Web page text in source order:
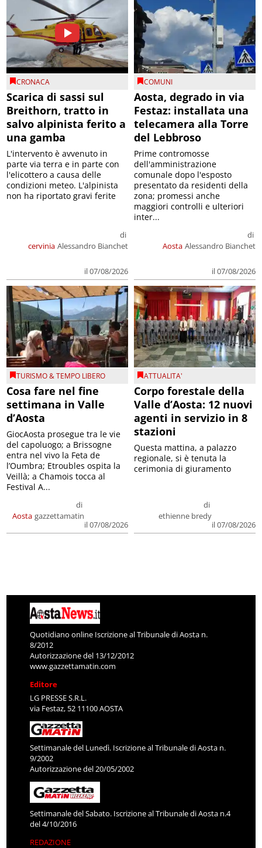
CRONACA
Scarica di sassi sul
Breithorn, tratto in
salvo alpinista ferito a
una gamba
cervinia
di
Alessandro Bianchet
il 07/08/2026
L'intervento è avvenuto in
parte via terra e in parte con
l'elicottero a causa delle
condizioni meteo. L'alpinista
non ha riportato gravi ferite
COMUNI
Aosta, degrado in via
Festaz: installata una
telecamera alla Torre
del Lebbroso
Aosta
di
Alessandro Bianchet
il 07/08/2026
Prime contromosse
dell'amministrazione
comunale dopo l'esposto
presentato da residenti della
zona; promessi anche
maggiori controlli e ulteriori
inter...
TURISMO & TEMPO LIBERO
Cosa fare nel fine
settimana in Valle
d’Aosta
Aosta
di
gazzettamatin
il 07/08/2026
GiocAosta prosegue tra le vie
del capoluogo; a Brissogne
entra nel vivo la Feta de
l’Oumbra; Etroubles ospita la
Veillà; a Chamois tocca al
Festival A...
ATTUALITA'
Corpo forestale della
Valle d’Aosta: 12 nuovi
agenti in servizio in 8
stazioni
di
ethienne bredy
il 07/08/2026
Questa mattina, a palazzo
regionale, si è tenuta la
cerimonia di giuramento
Quotidiano online Iscrizione al Tribunale di Aosta n.
8/2012
Autorizzazione del 13/12/2012
www.gazzettamatin.com
Editore
LG PRESSE S.R.L.
via Festaz, 52 11100 AOSTA
Settimanale del Lunedì. Iscrizione al Tribunale di Aosta n.
9/2002
Autorizzazione del 20/05/2002
Settimanale del Sabato. Iscrizione al Tribunale di Aosta n.4
del 4/10/2016
REDAZIONE